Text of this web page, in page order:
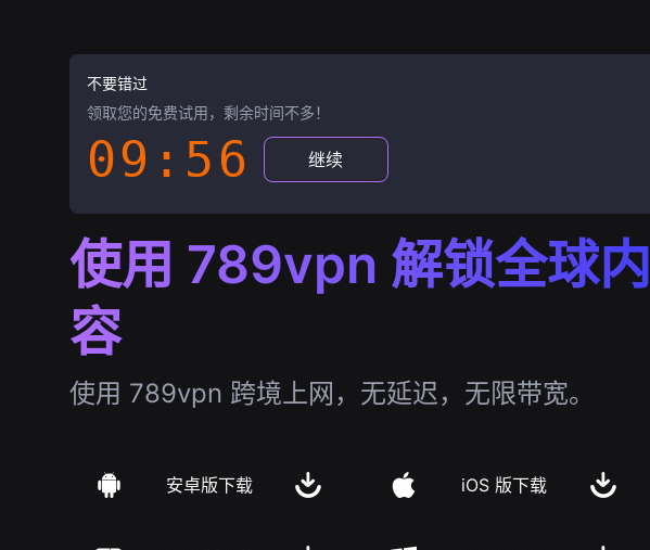
不要错过
领取您的免费试用，剩余时间不多！
09:55 继续
使用 789vpn 解锁全球内
容
使用 789vpn 跨境上网，无延迟，无限带宽。
安卓版下载 iOS 版下载